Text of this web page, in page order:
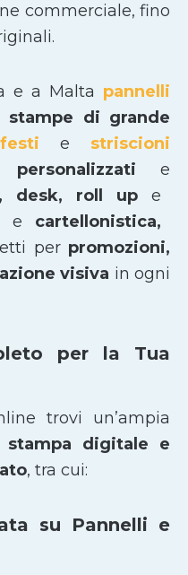
commerciale, fino
e a Malta pannelli
stampe di grande
e striscioni
personalizzati e
, desk, roll up e
e cartellonistica,
per promozioni,
visiva in ogni
per la Tua
trovi un’ampia
stampa digitale e
, tra cui:
su Pannelli e